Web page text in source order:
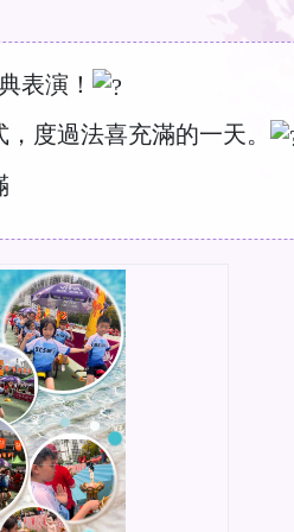
表演！
度過法喜充滿的一天。